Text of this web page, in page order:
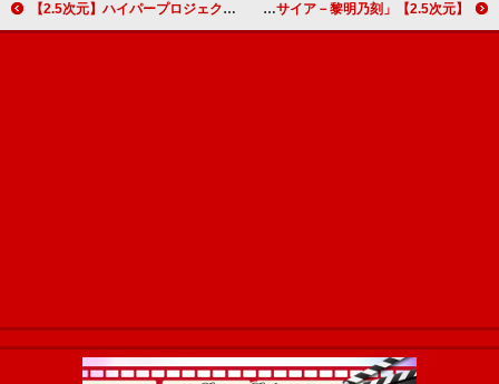
【2.5次元】ハイパープロジェクション演劇「ハイキュー!!」“東京の陣”は「東京感」のある全く新しい作品に！ 永田崇人＆近藤頌利インタビュー 【2.5次元】「メサイア－黎明乃刻－」インタビュー、橋本真一＆山本一慶の私生活での「メサイア」は？